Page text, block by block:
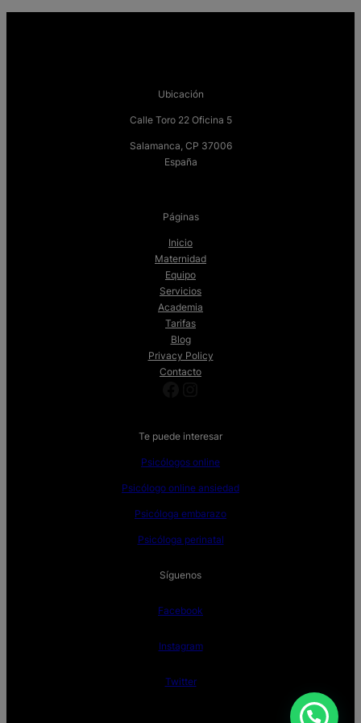
Ubicación
Calle Toro 22 Oficina 5
Salamanca, CP 37006
España
Páginas
Inicio
Maternidad
Equipo
Servicios
Academia
Tarifas
Blog
Privacy Policy
Contacto
Te puede interesar
Psicólogos online
Psicólogo online ansiedad
Psicóloga embarazo
Psicóloga perinatal
Síguenos
Facebook
Instagram
Twitter